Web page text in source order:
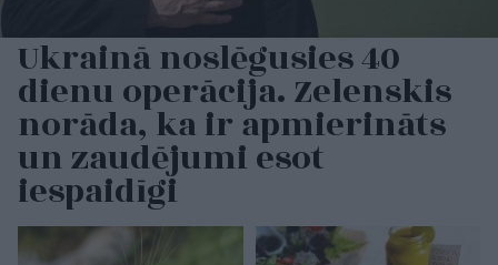
Ukrainā noslēgusies 40
dienu operācija. Zelenskis
norāda, ka ir apmierināts
un zaudējumi esot
iespaidīgi